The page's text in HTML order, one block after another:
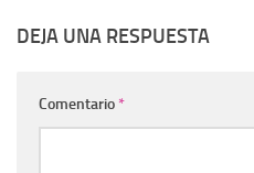
DEJA UNA RESPUESTA
Comentario *